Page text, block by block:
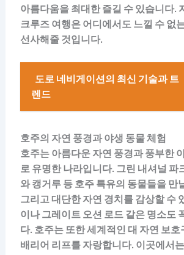
아름다움을 최대한 즐길 수 있습니다.
크루즈 여행은 어디에서도 느낄 수 없
선사해줄 것입니다.
도로 네비게이션의 최신 기술과 트
렌드
호주의 자연 풍경과 야생 동물 체험
호주는 아름다운 자연 풍경과 풍부한
로 유명한 나라입니다. 그린 내셔널 파
와 캥거루 등 호주 특유의 동물들을 만
그리고 대단한 자연 경치를 감상할 수
이나 그레이트 오션 로드 같은 명소도
다. 호주는 또한 세계적인 대 자연 보
배리어 리프를 자랑합니다. 이곳에서